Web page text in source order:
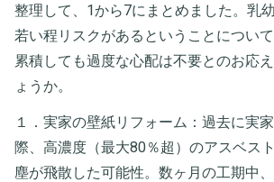
整理して、1から7にまとめました。乳
若い程リスクがあるということについ
累積しても過度な心配は不要とのお応
ょうか。
１．実家の壁紙リフォーム：過去に実
際、高濃度（最大80％超）のアスベス
塵が飛散した可能性。数ヶ月の工期中